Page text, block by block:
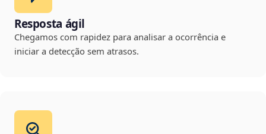
Resposta ágil
Chegamos com rapidez para analisar a ocorrência e
iniciar a detecção sem atrasos.